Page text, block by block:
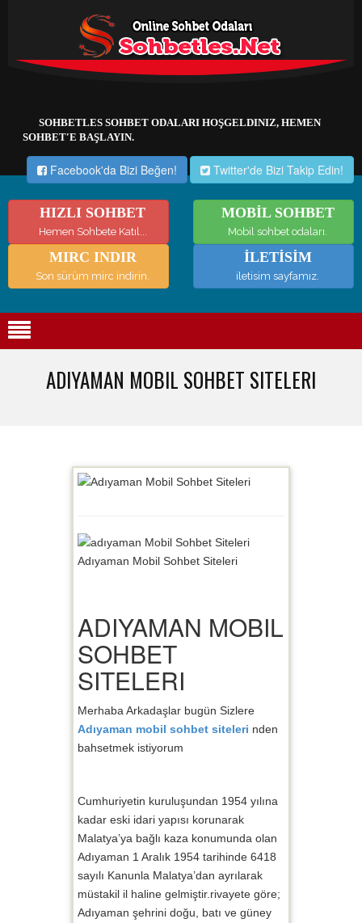
SOHBETLES SOHBET ODALARI HOŞGELDINIZ, HEMEN
SOHBET'E BAŞLAYIN.
Facebook'da Bizi Beğen! Twitter'de Bizi Takip Edin!
HIZLI SOHBET
Hemen Sohbete Katıl...
MOBİL SOHBET
Mobil sohbet odaları.
MIRC INDIR
Son sürüm mirc indirin.
İLETİSİM
iletisim sayfamız.
ADIYAMAN MOBIL SOHBET SITELERI
Adıyaman Mobil Sohbet Siteleri
ADIYAMAN MOBIL
SOHBET
SITELERI
Merhaba Arkadaşlar bugün Sizlere
Adıyaman mobil sohbet siteleri nden
bahsetmek istiyorum
Cumhuriyetin kuruluşundan 1954 yılına
kadar eski idari yapısı korunarak
Malatya’ya bağlı kaza konumunda olan
Adıyaman 1 Aralık 1954 tarihinde 6418
sayılı Kanunla Malatya’dan ayrılarak
müstakil il haline gelmiştir.rivayete göre;
Adıyaman şehrini doğu, batı ve güney